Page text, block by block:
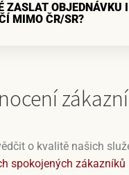
ZASLAT OBJEDNÁVKU
MIMO ČR/SR?
o kvalitě našich
spokojených zákazníků